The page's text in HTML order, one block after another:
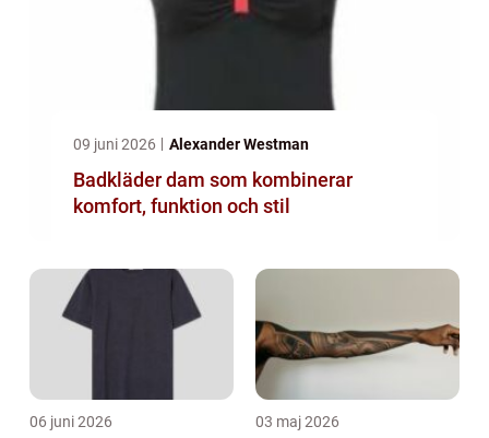
09 juni 2026 Alexander Westman
Badkläder dam som kombinerar
komfort, funktion och stil
06 juni 2026 03 maj 2026